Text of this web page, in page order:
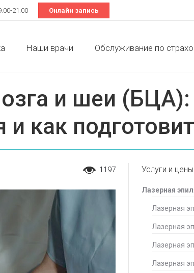
21.00 Онлайн запись
Наши врачи Обслуживание по
и шеи (БЦА):
как
1197 Услуги и цены
Лазерная
Лазерная
Лазерная
Лазерная
Лазерная
Наши врачи Обслуживание по